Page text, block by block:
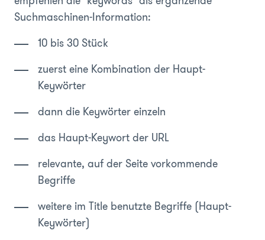
Suchmaschinen-Information:
10 bis 30 Stück
zuerst eine Kombination der Haupt-
Keywörter
dann die Keywörter einzeln
das Haupt-Keywort der URL
relevante, auf der Seite vorkommende
Begriffe
weitere im Title benutzte Begriffe (Haupt-
Keywörter)